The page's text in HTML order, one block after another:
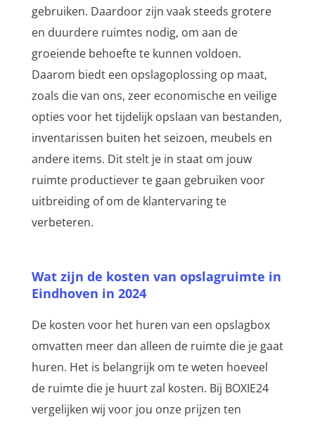
gebruiken. Daardoor zijn vaak steeds grotere
en duurdere ruimtes nodig, om aan de
groeiende behoefte te kunnen voldoen.
Daarom biedt een opslagoplossing op maat,
zoals die van ons, zeer economische en veilige
opties voor het tijdelijk opslaan van bestanden,
inventarissen buiten het seizoen, meubels en
andere items. Dit stelt je in staat om jouw
ruimte productiever te gaan gebruiken voor
uitbreiding of om de klantervaring te
verbeteren.
Wat zijn de kosten van opslagruimte in
Eindhoven in 2024
De kosten voor het huren van een opslagbox
omvatten meer dan alleen de ruimte die je gaat
huren. Het is belangrijk om te weten hoeveel
de ruimte die je huurt zal kosten. Bij BOXIE24
vergelijken wij voor jou onze prijzen ten